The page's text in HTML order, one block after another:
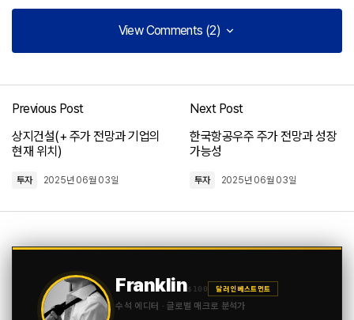
View Comments (2)
View Comments (2)
[…] 동양철관 주가 전망 및 핵심 사업 분석 […]
POSCO홀딩스 주가 전망 및 투자 전략
2025년 08월 23일 at 11:48 오후
[…] 동양철관 주가 전망 및 핵심 사업 분석 […]
뉴코 주가 전망 투자 전략 및 핵심 분석
Previous Post
상지건설(+ 주가 전망과 기업의
현재 위치)
투자 2025년 06월 03일
Next Post
한국항공우주 주가 전망과 성장
가능성
투자 2025년 06월 03일
Franklin$100 달러 인베스트먼트
수석 에디터 · 글로벌 매크로 분석가